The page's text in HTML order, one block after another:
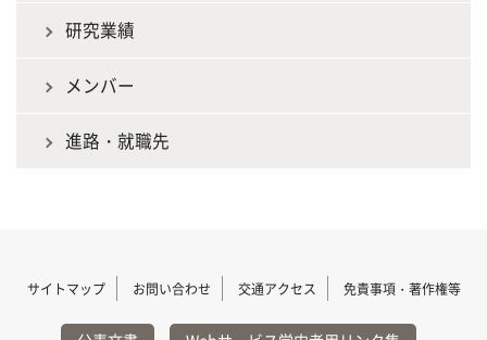
研究業績
メンバー
進路・就職先
サイトマップ お問い合わせ 交通アクセス 免責事項・著作権等